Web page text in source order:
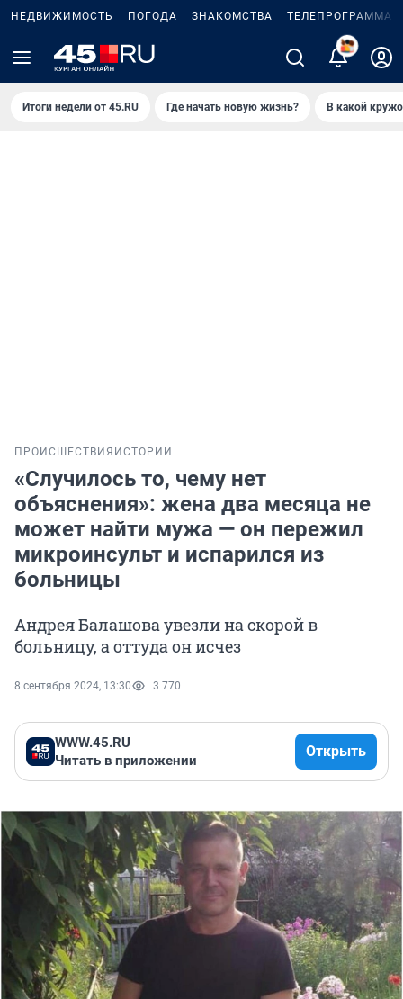
НЕДВИЖИМОСТЬ ПОГОДА ЗНАКОМСТВА ТЕЛЕПРОГРАММА
2
Итоги недели от 45.RU Где начать новую жизнь? В какой
ПРОИСШЕСТВИЯ ИСТОРИИ
«Случилось то, чему нет
объяснения»: жена два месяца не
может найти мужа — он пережил
микроинсульт и испарился из
больницы
Андрея Балашова увезли на скорой в
больницу, а оттуда он исчез
8 сентября 2024, 13:30 3 770
WWW.45.RU
Читать в приложении
Открыть